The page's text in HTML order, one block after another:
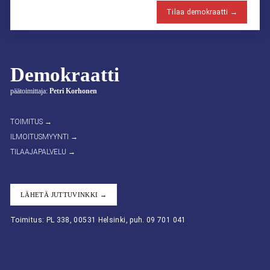
Demokraatti
päätoimittaja: Petri Korhonen
TOIMITUS →
ILMOITUSMYYNTI →
TILAAJAPALVELU →
LÄHETÄ JUTTUVINKKI →
Toimitus: PL 338, 00531 Helsinki, puh. 09 701 041
Tilaa demokraatti →